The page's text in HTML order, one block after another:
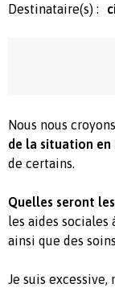
Destinataire(s) :
Nous nous
de la situation en
de certains.
Quelles seront
les aides sociales
ainsi que des
Je suis